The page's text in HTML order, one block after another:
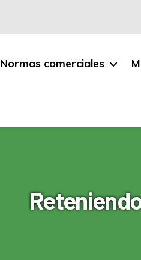
Normas comerciales